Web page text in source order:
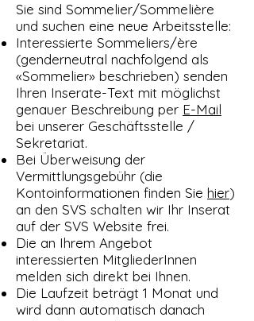
Sie sind Sommelier/Sommelière
und suchen eine neue Arbeitsstelle:
Interessierte Sommeliers/ère
(genderneutral nachfolgend als
«Sommelier» beschrieben) senden
Ihren Inserate-Text mit möglichst
genauer Beschreibung per E-Mail
bei unserer Geschäftsstelle /
Sekretariat.
Bei Überweisung der
Vermittlungsgebühr (die
Kontoinformationen finden Sie hier)
an den SVS schalten wir Ihr Inserat
auf der SVS Website frei.
Die an Ihrem Angebot
interessierten MitgliederInnen
melden sich direkt bei Ihnen.
Die Laufzeit beträgt 1 Monat und
wird dann automatisch danach